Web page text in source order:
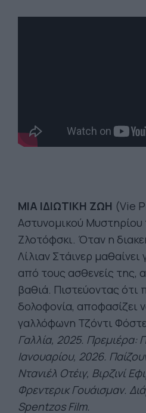
ΜΙΑ ΙΔΙΩΤΙΚΗ ΖΩΗ (Vie
Αστυνομικού
Ζλοτόφσκι. Όταν η
Λίλιαν Στάινερ
από τους ασθενείς της,
βαθιά. Πιστεύοντας ότι
δολοφονία, αποφασίζει
γαλλόφωνη Τζόντι
Γαλλία, 2025. Πρεμιέρα:
Ιανουαρίου, 2026.
Ντανιέλ Οτέιγ, Βιρζινί
Φρεντερικ Γουάισμαν.
Spentzos Film.